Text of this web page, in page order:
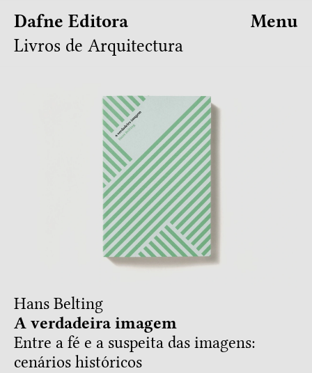
Dafne Editora
Livros de Arquitectura
Menu
Hans Belting
A verdadeira imagem
Entre a fé e a suspeita das imagens:
cenários históricos